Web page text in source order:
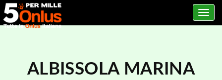
Toggle
ALBISSOLA MARINA